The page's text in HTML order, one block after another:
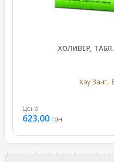
ХОЛИВЕР,
Хау Занг,
Цена
623,00 грн